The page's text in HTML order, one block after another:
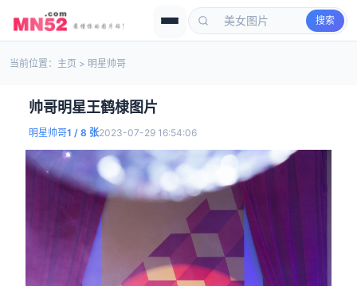
搜索
当前位置： 主页 > 明星帅哥
帅哥明星王鹤棣图片
明星帅哥1 / 8 张2023-07-29 16:54:06